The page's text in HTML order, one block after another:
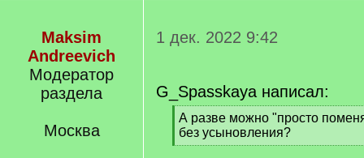
Maksim
Andreevich
Модератор
раздела
Москва
1 дек. 2022 9:42
G_Spasskaya написал:
[
q
]
А разве можно "просто
без усыновления?
[